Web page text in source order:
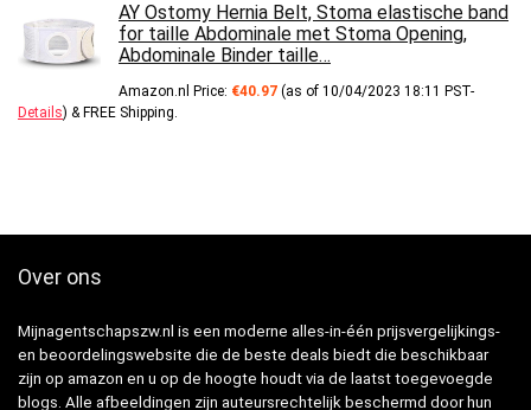
AY Ostomy Hernia Belt, Stoma elastische band
for taille Abdominale met Stoma Opening,
Abdominale Binder taille…
Amazon.nl Price: €40.97 (as of 10/04/2023 18:11 PST-
Details) & FREE Shipping.
Over ons
Mijnagentschapszw.nl is een moderne alles-in-één prijsvergelijkings-
en beoordelingswebsite die de beste deals biedt die beschikbaar
zijn op amazon en u op de hoogte houdt via de laatst toegevoegde
blogs. Alle afbeeldingen zijn auteursrechtelijk beschermd door hun